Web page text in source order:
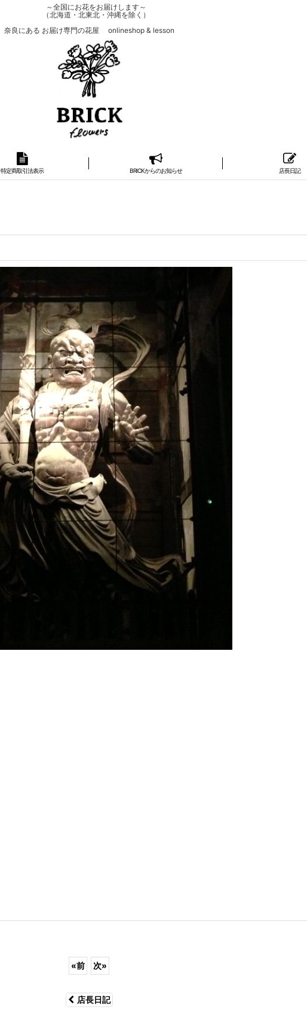
～全国にお花をお届けします～
（北海道・北東北・沖縄を除く）
奈良にある お届け専門の花屋 onlineshop & lesson
特定商取引法表示 BRICKからのお知らせ 店長日記
«前 次»
店長日記